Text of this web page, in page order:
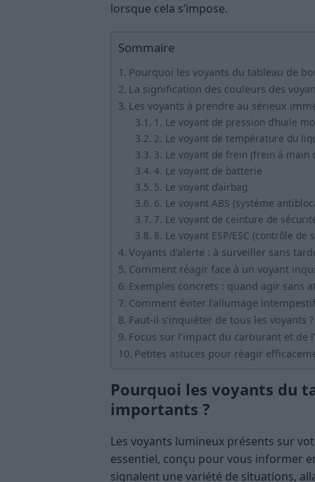
lorsque cela s’impose.
Sommaire
Pourquoi les voyants du tableau de
La signification des couleurs des
Les voyants à prendre au sérieux
1. Le voyant de pression d’huile
2. Le voyant de température du
3. Le voyant de frein (frein à main
4. Le voyant de batterie
5. Le voyant d’airbag
6. Le voyant ABS (système
7. Le voyant de ceinture de
8. Le voyant ESP/ESC (contrôle de
Voyants d’alerte : à surveiller sans
Comment réagir face à un voyant
Exemples concrets : quand agir sans
Comment éviter l’allumage
Faut-il s’inquiéter de tous les voyants ?
Focus sur l’impact du carburant et de
Petites astuces pour réagir
Pourquoi les voyants du
importants ?
Les voyants lumineux présents sur
essentiel, conçu pour vous informer
signalent une variété de situations,